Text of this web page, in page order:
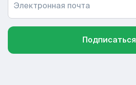
Электронная почта
Подписаться